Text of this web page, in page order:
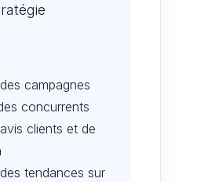
campagnes
concurrents
clients et de
tendances sur